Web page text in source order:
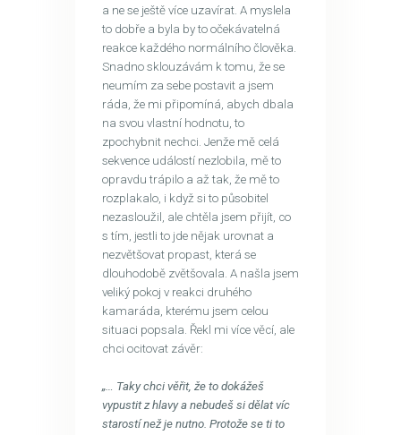
a ne se ještě více uzavírat. A myslela
to dobře a byla by to očekávatelná
reakce každého normálního člověka.
Snadno sklouzávám k tomu, že se
neumím za sebe postavit a jsem
ráda, že mi připomíná, abych dbala
na svou vlastní hodnotu, to
zpochybnit nechci. Jenže mě celá
sekvence událostí nezlobila, mě to
opravdu trápilo a až tak, že mě to
rozplakalo, i když si to působitel
nezasloužil, ale chtěla jsem přijít, co
s tím, jestli to jde nějak urovnat a
nezvětšovat propast, která se
dlouhodobě zvětšovala. A našla jsem
veliký pokoj v reakci druhého
kamaráda, kterému jsem celou
situaci popsala. Řekl mi více věcí, ale
chci ocitovat závěr:
„… Taky chci věřit, že to dokážeš
vypustit z hlavy a nebudeš si dělat víc
starostí než je nutno. Protože se ti to